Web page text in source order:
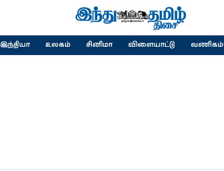
இந்தியா உலகம் சினிமா விளையாட்டு வணிகம்